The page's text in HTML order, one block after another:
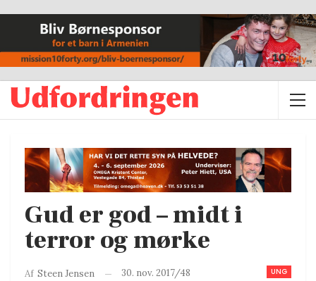
Gud er god – midt i
terror og mørke
UNG
Af Steen Jensen 30. nov. 2017/48